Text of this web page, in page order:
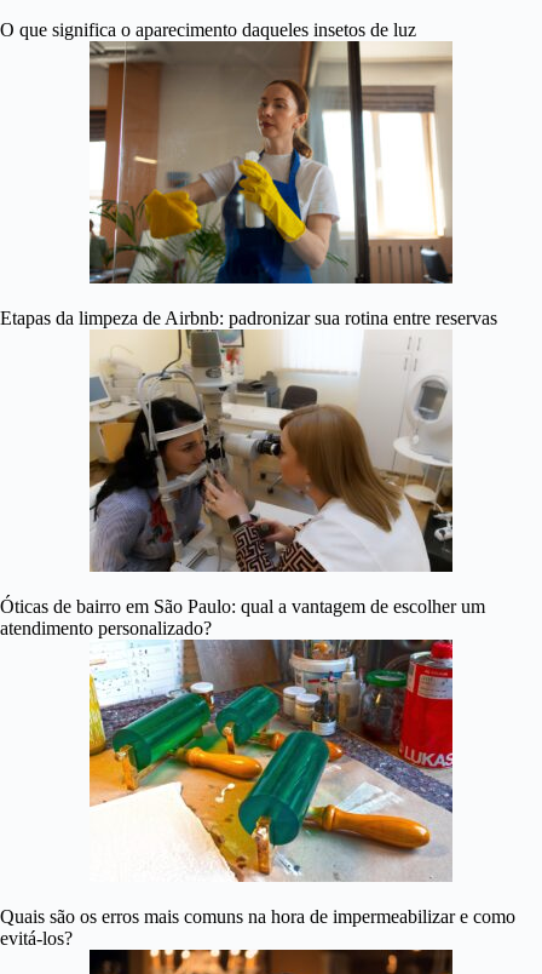
O que significa o aparecimento daqueles insetos de luz
Etapas da limpeza de Airbnb: padronizar sua rotina entre reservas
Óticas de bairro em São Paulo: qual a vantagem de escolher um
atendimento personalizado?
Quais são os erros mais comuns na hora de impermeabilizar e como
evitá-los?